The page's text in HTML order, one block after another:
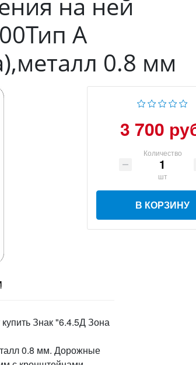
А
0.8 мм
3 700
Количество
шт
В КОРЗИНУ
Знак "6.4.5Д Зона
0.8 мм. Дорожные